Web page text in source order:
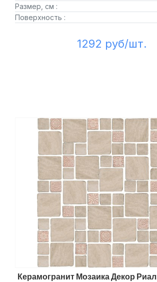
Размер, см :
Поверхность :
1292 руб/шт.
Керамогранит Мозаика Декор